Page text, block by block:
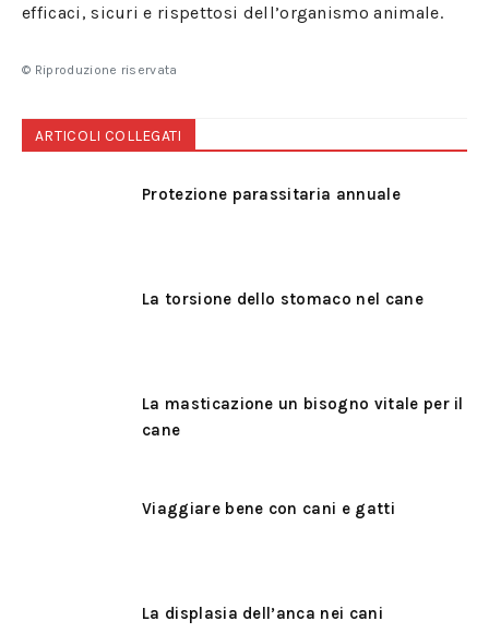
efficaci, sicuri e rispettosi dell’organismo animale.
© Riproduzione riservata
ARTICOLI COLLEGATI
Protezione parassitaria annuale
La torsione dello stomaco nel cane
La masticazione un bisogno vitale per il
cane
Viaggiare bene con cani e gatti
La displasia dell’anca nei cani